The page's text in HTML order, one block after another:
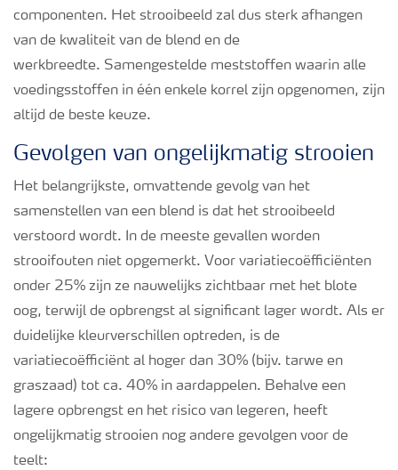
componenten. Het strooibeeld zal dus sterk afhangen
van de kwaliteit van de blend en de
werkbreedte. Samengestelde meststoffen waarin alle
voedingsstoffen in één enkele korrel zijn opgenomen, zijn
altijd de beste keuze.
Gevolgen van ongelijkmatig strooien
Het belangrijkste, omvattende gevolg van het
samenstellen van een blend is dat het strooibeeld
verstoord wordt. In de meeste gevallen worden
strooifouten niet opgemerkt. Voor variatiecoëfficiënten
onder 25% zijn ze nauwelijks zichtbaar met het blote
oog, terwijl de opbrengst al significant lager wordt. Als er
duidelijke kleurverschillen optreden, is de
variatiecoëfficiënt al hoger dan 30% (bijv. tarwe en
graszaad) tot ca. 40% in aardappelen. Behalve een
lagere opbrengst en het risico van legeren, heeft
ongelijkmatig strooien nog andere gevolgen voor de
teelt: